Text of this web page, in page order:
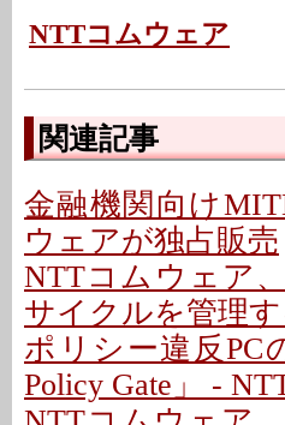
NTTコムウェア
関連記事
金融機関向け
ウェアが独占販売
NTTコムウェア
サイクルを管理
ポリシー違反PC
Policy Gate」 -